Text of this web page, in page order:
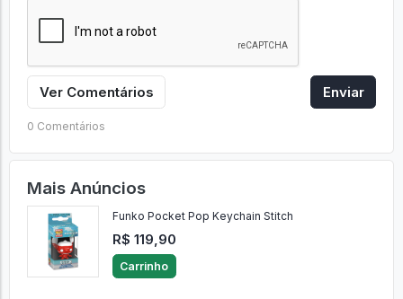
Ver Comentários Enviar
0 Comentários
Mais Anúncios
Funko Pocket Pop Keychain Stitch
R$ 119,90
Carrinho